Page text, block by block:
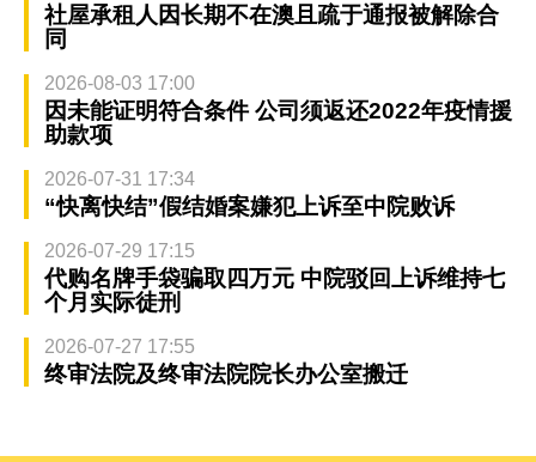
社屋承租人因长期不在澳且疏于通报被解除合
同
2026-08-03 17:00
因未能证明符合条件 公司须返还2022年疫情援
助款项
2026-07-31 17:34
“快离快结”假结婚案嫌犯上诉至中院败诉
2026-07-29 17:15
代购名牌手袋骗取四万元 中院驳回上诉维持七
个月实际徒刑
2026-07-27 17:55
终审法院及终审法院院长办公室搬迁